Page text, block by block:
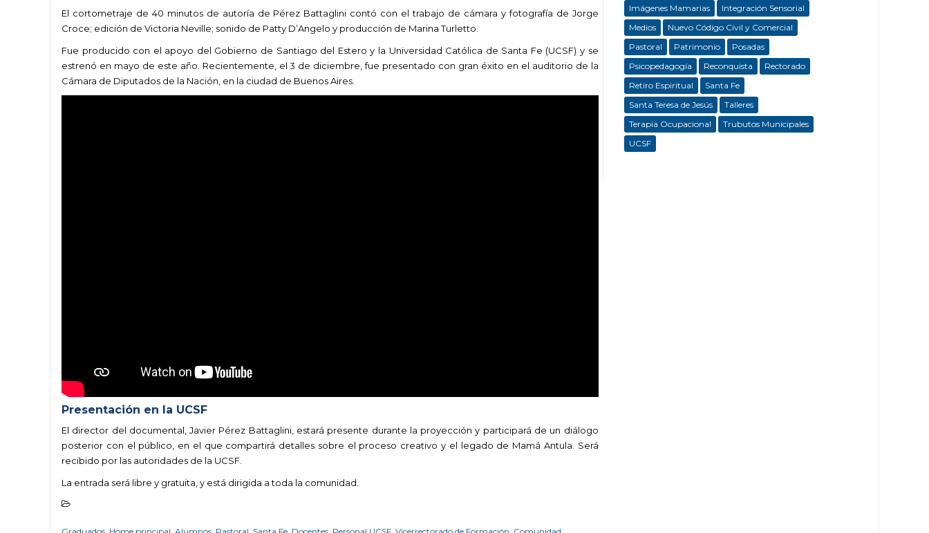
El cortometraje de 40 minutos de autoría de Pérez Battaglini contó con el trabajo de cámara y fotografía de Jorge
Croce; edición de Victoria Neville; sonido de Patty D’Angelo y producción de Marina Turletto.
Fue producido con el apoyo del Gobierno de Santiago del Estero y la Universidad Católica de Santa Fe (UCSF) y se
estrenó en mayo de este año. Recientemente, el 3 de diciembre, fue presentado con gran éxito en el auditorio de la
Cámara de Diputados de la Nación, en la ciudad de Buenos Aires.
Presentación en la UCSF
El director del documental, Javier Pérez Battaglini, estará presente durante la proyección y participará de un diálogo
posterior con el público, en el que compartirá detalles sobre el proceso creativo y el legado de Mamá Antula. Será
recibido por las autoridades de la UCSF.
La entrada será libre y gratuita, y está dirigida a toda la comunidad.
Imágenes Mamarias
Integración Sensorial
Medios
Nuevo Código Civil y Comercial
Pastoral
Patrimonio
Posadas
Psicopedagogía
Reconquista
Rectorado
Retiro Espiritual
Santa Fe
Santa Teresa de Jesús
Talleres
Terapia Ocupacional
Trubutos Municipales
UCSF